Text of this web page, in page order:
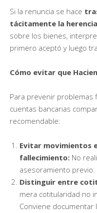
Si la renuncia se hace
tácitamente la herencia
sobre los bienes,
primero aceptó y luego
Cómo evitar que
Para prevenir problemas
cuentas bancarias
recomendable:
Evitar movimientos
fallecimiento: No
asesoramiento previo.
Distinguir entre
mera cotitularidad no
Conviene documentar